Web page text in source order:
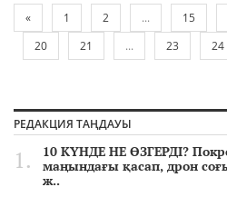
« 1 2 ... 15
20
21 ... 23 24
РЕДАКЦИЯ ТАҢДАУЫ
10 КҮНДЕ НЕ ӨЗГЕРДІ?
маңындағы қасап, дрон
ж..